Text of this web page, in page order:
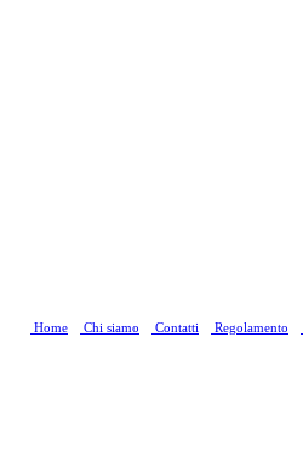
Home Chi siamo Contatti Regolamento